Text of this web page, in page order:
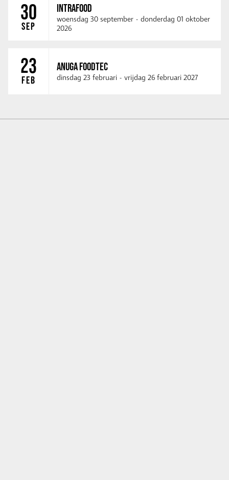
30
SEP
INTRAFOOD
woensdag 30 september - donderdag 01 oktober
2026
23
FEB
ANUGA FOODTEC
dinsdag 23 februari - vrijdag 26 februari 2027